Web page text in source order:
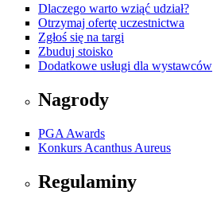
Dlaczego warto wziąć udział?
Otrzymaj ofertę uczestnictwa
Zgłoś się na targi
Zbuduj stoisko
Dodatkowe usługi dla wystawców
Nagrody
PGA Awards
Konkurs Acanthus Aureus
Regulaminy